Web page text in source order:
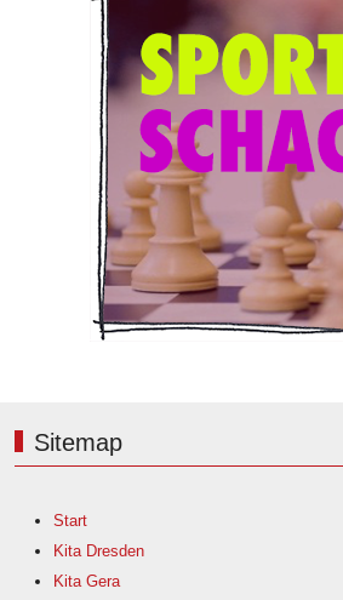
Sitemap
Start
Kita Dresden
Kita Gera